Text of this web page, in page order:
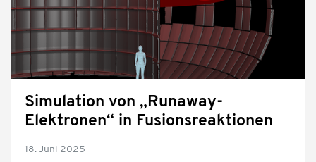
Simulation von „Runaway-
Elektronen“ in Fusionsreaktionen
18. Juni 2025